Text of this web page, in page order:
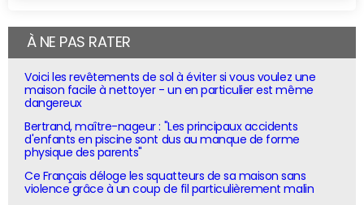
À NE PAS RATER
Voici les revêtements de sol à éviter si vous voulez une
maison facile à nettoyer - un en particulier est même
dangereux
Bertrand, maître-nageur : "Les principaux accidents
d'enfants en piscine sont dus au manque de forme
physique des parents"
Ce Français déloge les squatteurs de sa maison sans
violence grâce à un coup de fil particulièrement malin